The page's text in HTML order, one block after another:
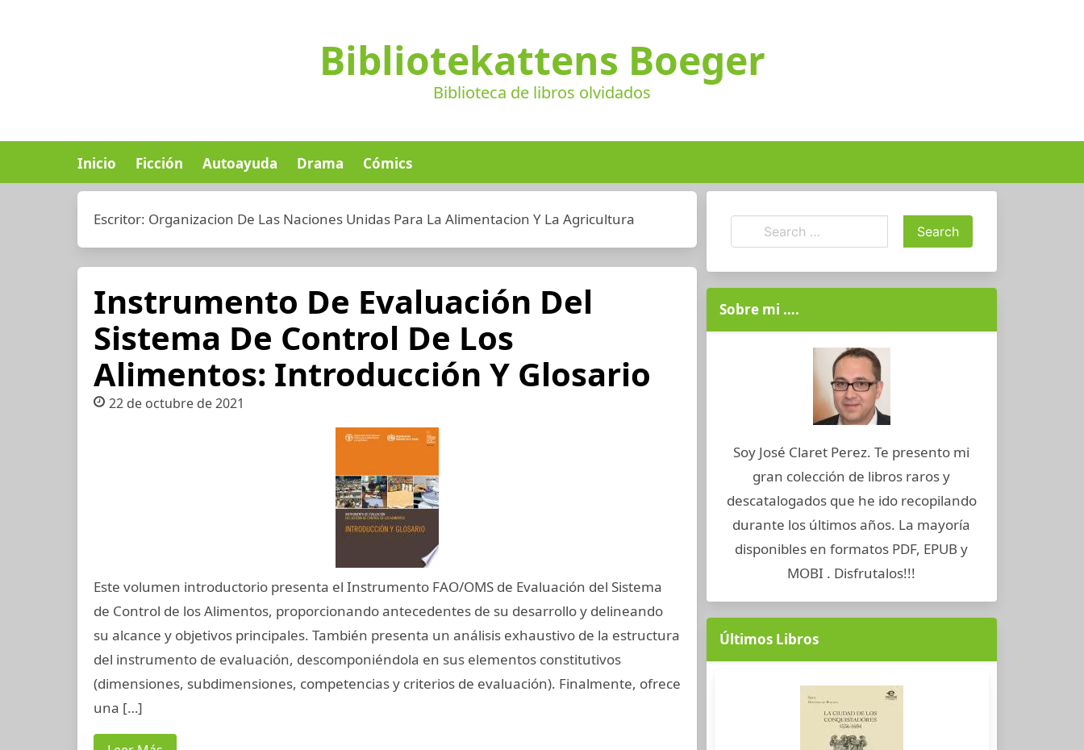
Bibliotekattens Boeger
Biblioteca de libros olvidados
Inicio Ficción Autoayuda Drama Cómics
Escritor: Organizacion De Las Naciones Unidas Para La Alimentacion Y La Agricultura
Instrumento De Evaluación Del
Sistema De Control De Los
Alimentos: Introducción Y Glosario
22 de octubre de 2021
Este volumen introductorio presenta el Instrumento FAO/OMS de Evaluación del Sistema
de Control de los Alimentos, proporcionando antecedentes de su desarrollo y delineando
su alcance y objetivos principales. También presenta un análisis exhaustivo de la estructura
del instrumento de evaluación, descomponiéndola en sus elementos constitutivos
(dimensiones, subdimensiones, competencias y criterios de evaluación). Finalmente, ofrece
una […]
Sobre mi ….
Soy José Claret Perez. Te presento mi
gran colección de libros raros y
descatalogados que he ido recopilando
durante los últimos años. La mayoría
disponibles en formatos PDF, EPUB y
MOBI . Disfrutalos!!!
Últimos Libros